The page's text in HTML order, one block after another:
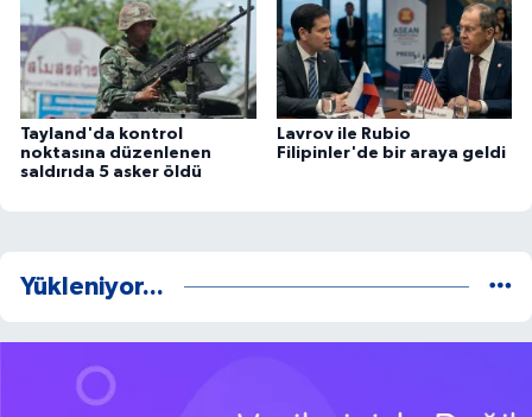
Tayland'da kontrol
noktasına düzenlenen
saldırıda 5 asker öldü
Lavrov ile Rubio
Filipinler'de bir araya geldi
Yükleniyor...